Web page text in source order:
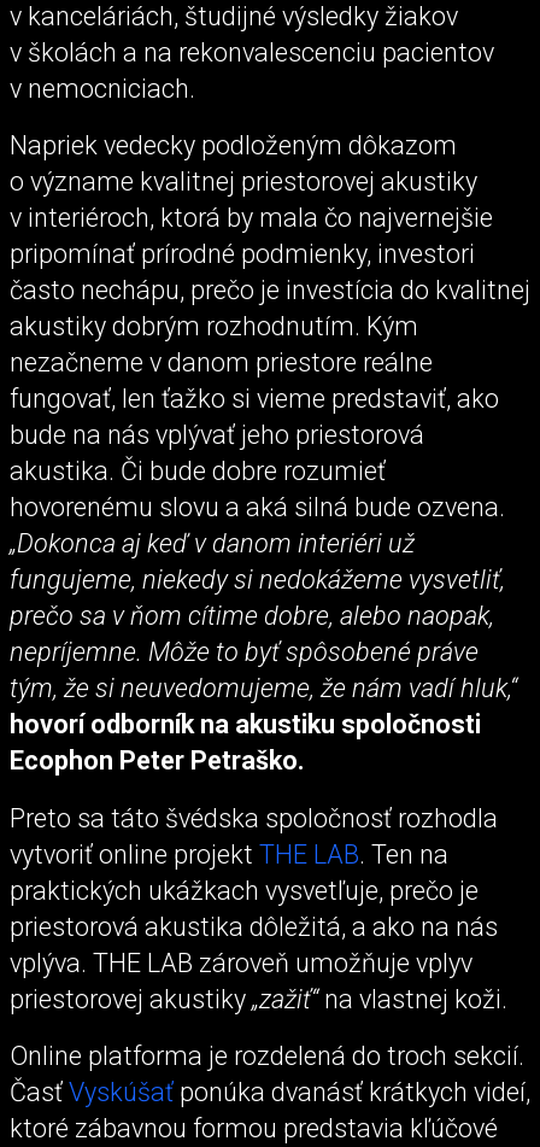
v kanceláriách, študijné výsledky žiakov
v školách a na rekonvalescenciu pacientov
v nemocniciach.
Napriek vedecky podloženým dôkazom
o význame kvalitnej priestorovej akustiky
v interiéroch, ktorá by mala čo najvernejšie
pripomínať prírodné podmienky, investori
často nechápu, prečo je investícia do kvalitnej
akustiky dobrým rozhodnutím. Kým
nezačneme v danom priestore reálne
fungovať, len ťažko si vieme predstaviť, ako
bude na nás vplývať jeho priestorová
akustika. Či bude dobre rozumieť
hovorenému slovu a aká silná bude ozvena.
„Dokonca aj keď v danom interiéri už
fungujeme, niekedy si nedokážeme vysvetliť,
prečo sa v ňom cítime dobre, alebo naopak,
nepríjemne. Môže to byť spôsobené práve
tým, že si neuvedomujeme, že nám vadí hluk,“
hovorí odborník na akustiku spoločnosti
Ecophon Peter Petraško.
Preto sa táto švédska spoločnosť rozhodla
vytvoriť online projekt THE LAB. Ten na
praktických ukážkach vysvetľuje, prečo je
priestorová akustika dôležitá, a ako na nás
vplýva. THE LAB zároveň umožňuje vplyv
priestorovej akustiky „zažiť“na vlastnej koži.
Online platforma je rozdelená do troch sekcií.
Časť Vyskúšať ponúka dvanásť krátkych videí,
ktoré zábavnou formou predstavia kľúčové